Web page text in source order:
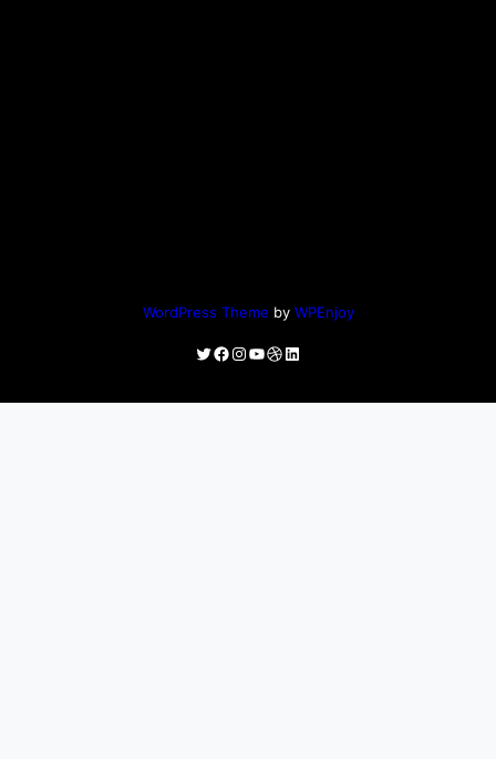
WordPress Theme by WPEnjoy
Twitter
Facebook
Instagram
YouTube
Dribbble
LinkedIn